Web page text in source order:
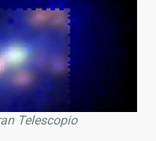
Telescopio